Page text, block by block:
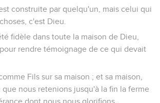
construite par quelqu'un, mais celui qui
c'est Dieu.
fidèle dans toute la maison de Dieu,
rendre témoignage de ce qui devait
Fils sur sa maison ; et sa maison,
que nous retenions jusqu'à la fin la ferme
dont nous nous glorifions.